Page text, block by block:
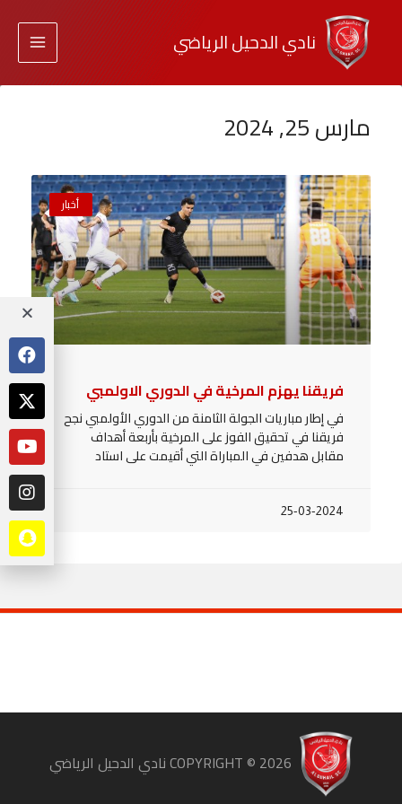
نادي الدحيل الرياضي
مارس 25, 2024
أخبار
فريقنا يهزم المرخية في الدوري الاولمبي
في إطار مباريات الجولة الثامنة من الدوري الأولمبي نجح
فريقنا في تحقيق الفوز على المرخية بأربعة أهداف
مقابل هدفين في المباراة التي أقيمت على استاد
25-03-2024
2026 نادي الدحيل الرياضي